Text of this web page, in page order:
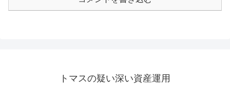
トマスの疑い深い資産運用